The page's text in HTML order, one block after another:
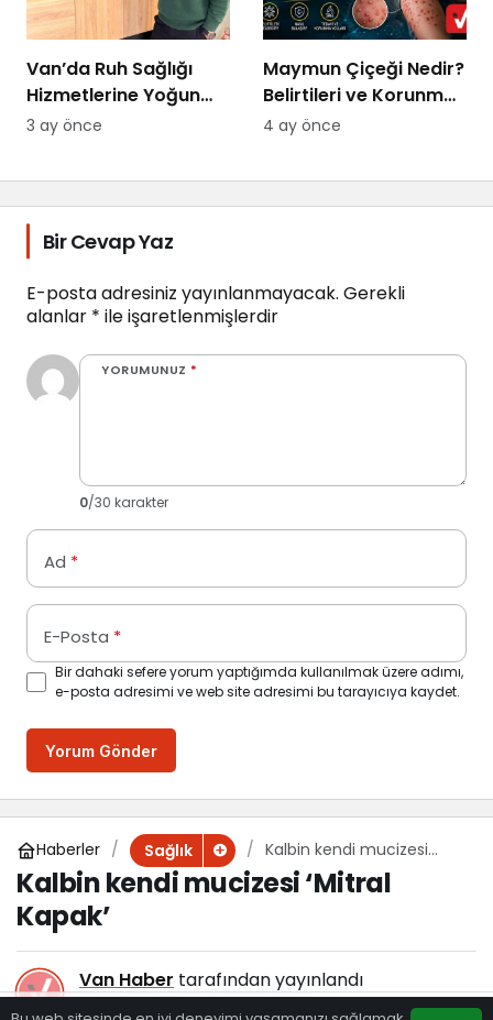
Van’da Ruh Sağlığı
Hizmetlerine Yoğun
Talep: “Randevu
Zorlanıyoruz
3 ay önce
Maymun Çiçeği Nedir?
Belirtileri ve Korunma
Yolları 2026
4 ay önce
Bir Cevap Yaz
E-posta adresiniz yayınlanmayacak. Gerekli
alanlar * ile işaretlenmişlerdir
YORUMUNUZ *
0/30 karakter
Ad *
E-Posta *
Bir dahaki sefere yorum yaptığımda kullanılmak üzere adımı,
e-posta adresimi ve web site adresimi bu tarayıcıya kaydet.
Yorum Gönder
Haberler Sağlık
Kalbin kendi mucizesi
‘Mitral Kapak’
Kalbin kendi mucizesi ‘Mitral
Kapak’
Van Haber tarafından yayınlandı
6 Mayıs 2024, 11:11yayınlandı